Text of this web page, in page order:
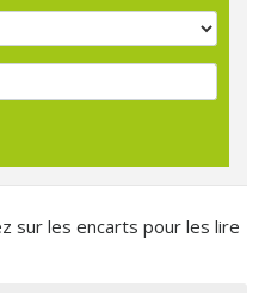
sur les encarts pour les lire